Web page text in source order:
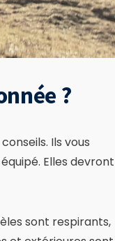
?
Ils vous
Elles devront
sont respirants,